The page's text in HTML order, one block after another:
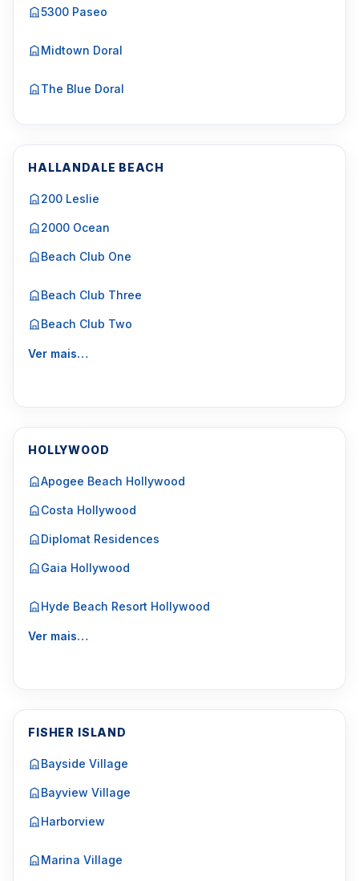
5300 Paseo
Midtown Doral
The Blue Doral
HALLANDALE BEACH
200 Leslie
2000 Ocean
Beach Club One
Beach Club Three
Beach Club Two
Ver mais…
HOLLYWOOD
Apogee Beach Hollywood
Costa Hollywood
Diplomat Residences
Gaia Hollywood
Hyde Beach Resort Hollywood
Ver mais…
FISHER ISLAND
Bayside Village
Bayview Village
Harborview
Marina Village